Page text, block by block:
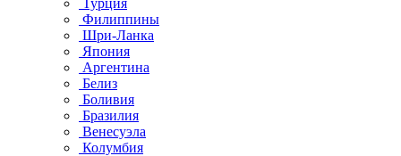
Турция
Филиппины
Шри-Ланка
Япония
Аргентина
Белиз
Боливия
Бразилия
Венесуэла
Колумбия